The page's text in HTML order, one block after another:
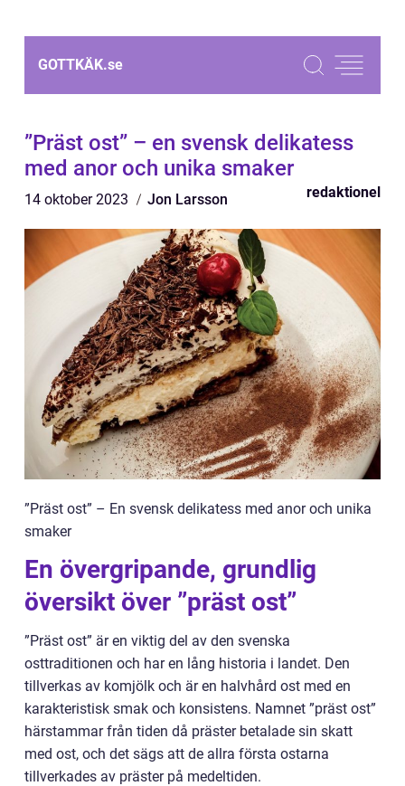
GOTTKÄK.se
”Präst ost” – en svensk delikatess
med anor och unika smaker
14 oktober 2023 Jon Larsson redaktionel
”Präst ost” – En svensk delikatess med anor och unika
smaker
En övergripande, grundlig
översikt över ”präst ost”
”Präst ost” är en viktig del av den svenska
osttraditionen och har en lång historia i landet. Den
tillverkas av komjölk och är en halvhård ost med en
karakteristisk smak och konsistens. Namnet ”präst ost”
härstammar från tiden då präster betalade sin skatt
med ost, och det sägs att de allra första ostarna
tillverkades av präster på medeltiden.